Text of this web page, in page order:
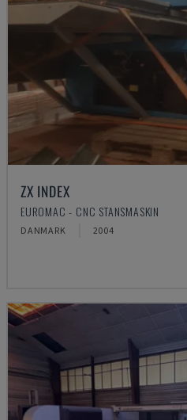
ZX INDEX
EUROMAC - CNC STANSMASKIN
DANMARK 2004